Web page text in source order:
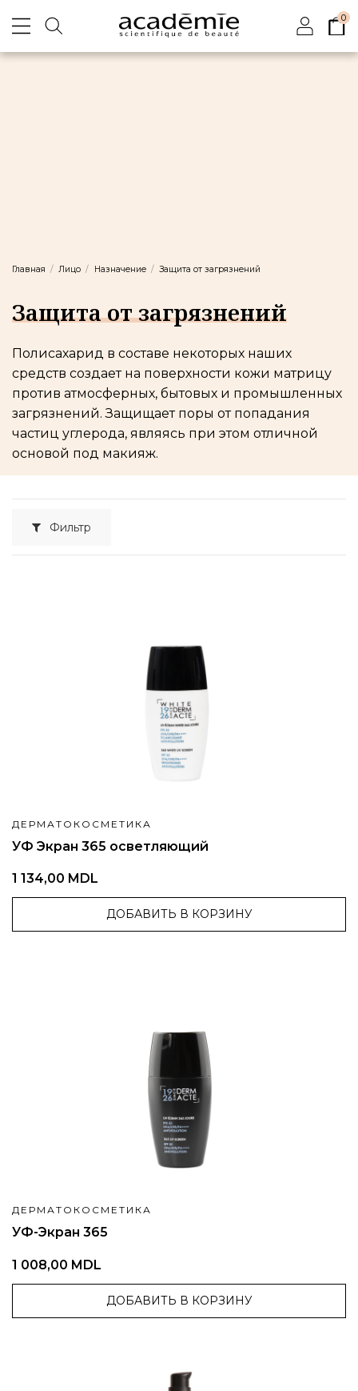
0
Главная Лицо Назначение Защита от загрязнений
Защита от загрязнений
Полисахарид в составе некоторых наших
средств создает на поверхности кожи матрицу
против атмосферных, бытовых и промышленных
загрязнений. Защищает поры от попадания
частиц углерода, являясь при этом отличной
основой под макияж.
Фильтр
ДЕРМАТОКОСМЕТИКА
УФ Экран 365 осветляющий
1 134,00 MDL
ДОБАВИТЬ В КОРЗИНУ
ДЕРМАТОКОСМЕТИКА
УФ-Экран 365
1 008,00 MDL
ДОБАВИТЬ В КОРЗИНУ